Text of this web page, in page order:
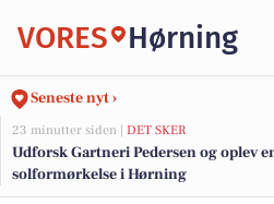
VORES Hørning
Seneste nyt ›
23 minutter siden | DET SKER
Udforsk Gartneri Pedersen og oplev
solformørkelse i Hørning